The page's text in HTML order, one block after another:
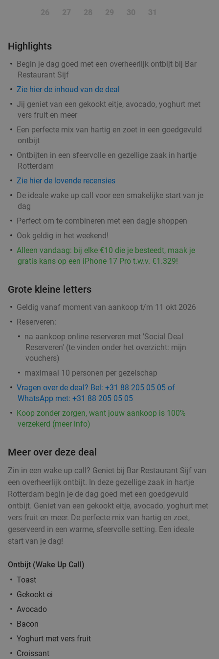
Morgen Wo Do
Zo
€17
2-gangen keuzelunch bij Steak & Bier in hartje
Morgen
Steak & Bier
9.6
Rotterdam
Verkocht: 202
€11,95
2-gangen keuzelunch bij L'Essenza in hartje
Rotterdam
Vandaag
Morgen Wo Do Vr
Zo
Rotterdam
Verkocht: 263 Regulier €19 ,40
Bierwandeling (2 uur) van Brewpub Reijngoud
Do Vr
Za
Brewpub Reijngoud
Rotterdam 4 min.
Verkocht: 112
43%
2-gangen keuzelunch bij De Beren in hartje
Rotterdam
Morgen
Wo Do Vr
Zo
De Beren Rotterdam-Centrum
9.0star
Rotterdam
High beer, high wine, high cocktail of high
mocktail + shared bite in hartje Rotterdam
Vandaag Do
26 27 28 29 30 31
Highlights
Begin je dag goed met een overheerlijk ontbijt bij Bar
Restaurant Sijf
Zie hier de inhoud van de deal
Jij geniet van een gekookt eitje, avocado, yoghurt met
vers fruit en meer
Een perfecte mix van hartig en zoet in een goedgevuld
ontbijt
Ontbijten in een sfeervolle en gezellige zaak in hartje
Rotterdam
Zie hier de lovende recensies
De ideale wake up call voor een smakelijke start van je
dag
Perfect om te combineren met een dagje shoppen
Ook geldig in het weekend!
Alleen vandaag: bij elke €10 die je besteedt, maak je
gratis kans op een iPhone 17 Pro t.w.v. €1.329!
Grote kleine letters
Geldig vanaf moment van aankoop t/m 11 okt 2026
Reserveren:
na aankoop online reserveren met 'Social Deal
Reserveren' (te vinden onder het overzicht: mijn
vouchers)
maximaal 10 personen per gezelschap
Vragen over de deal? Bel: +31 88 205 05 05 of
WhatsApp met: +31 88 205 05 05
Koop zonder zorgen, want jouw aankoop is 100%
verzekerd (meer info)
Meer over deze deal
Zin in een wake up call? Geniet bij Bar Restaurant Sijf van
een overheerlijk ontbijt. In deze gezellige zaak in hartje
Rotterdam begin je de dag goed met een goedgevuld
ontbijt. Geniet van een gekookt eitje, avocado, yoghurt met
vers fruit en meer. De perfecte mix van hartig en zoet,
geserveerd in een warme, sfeervolle setting. Een ideale
start van je dag!
Ontbijt (Wake Up Call)
Toast
Gekookt ei
Avocado
Bacon
Yoghurt met vers fruit
Croissant